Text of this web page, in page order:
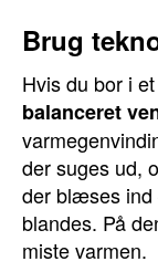
Brug
Hvis du bor i
balanceret
der suges ud,
der blæses ind
blandes. På
miste varmen.